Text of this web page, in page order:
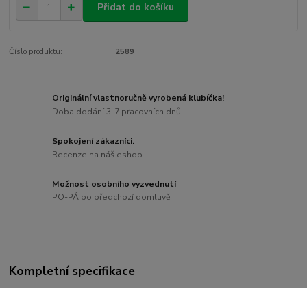
Přidat do košíku
Číslo produktu: 2589
Originální vlastnoručně vyrobená klubíčka!
Doba dodání 3-7 pracovních dnů.
Spokojení zákazníci.
Recenze na náš eshop
Možnost osobního vyzvednutí
PO-PÁ po předchozí domluvě
Kompletní specifikace